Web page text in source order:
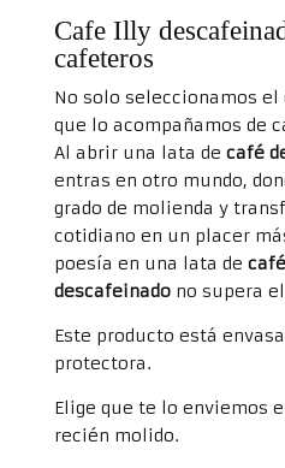
Cafe Illy
cafeteros
No solo seleccionamos el
que lo acompañamos de
Al abrir una lata de café
entras en otro mundo,
grado de molienda y
cotidiano en un placer
poesía en una lata de
descafeinadono supera el
Este producto está
protectora.
Elige que te lo enviemos
recién molido.